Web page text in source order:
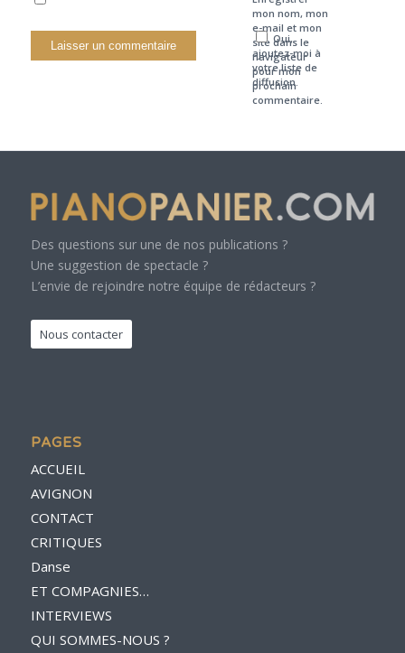
mon nom, mon
e-mail et mon
site dans le
navigateur
pour mon
prochain
commentaire.
Oui,
ajoutez-moi à
votre liste de
diffusion.
Des questions sur une de nos publications ?
Une suggestion de spectacle ?
L’envie de rejoindre notre équipe de rédacteurs ?
Nous contacter
PAGES
ACCUEIL
AVIGNON
CONTACT
CRITIQUES
Danse
ET COMPAGNIES…
INTERVIEWS
QUI SOMMES-NOUS ?